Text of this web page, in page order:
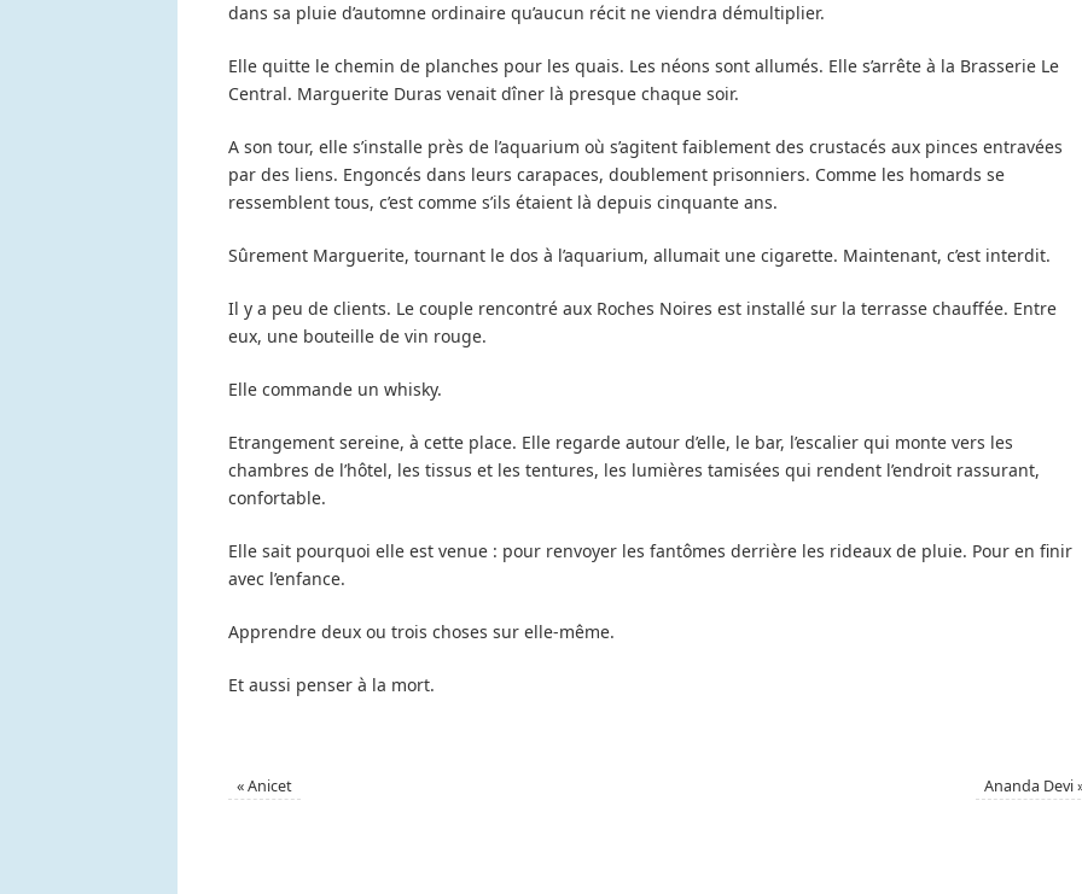
dans sa pluie d’automne ordinaire qu’aucun récit ne viendra démultiplier.
Elle quitte le chemin de planches pour les quais. Les néons sont allumés. Elle s’arrête à la Brasserie Le
Central. Marguerite Duras venait dîner là presque chaque soir.
A son tour, elle s’installe près de l’aquarium où s’agitent faiblement des crustacés aux pinces entravées
par des liens. Engoncés dans leurs carapaces, doublement prisonniers. Comme les homards se
ressemblent tous, c’est comme s’ils étaient là depuis cinquante ans.
Sûrement Marguerite, tournant le dos à l’aquarium, allumait une cigarette. Maintenant, c’est interdit.
Il y a peu de clients. Le couple rencontré aux Roches Noires est installé sur la terrasse chauffée. Entre
eux, une bouteille de vin rouge.
Elle commande un whisky.
Etrangement sereine, à cette place. Elle regarde autour d’elle, le bar, l’escalier qui monte vers les
chambres de l’hôtel, les tissus et les tentures, les lumières tamisées qui rendent l’endroit rassurant,
confortable.
Elle sait pourquoi elle est venue : pour renvoyer les fantômes derrière les rideaux de pluie. Pour en finir
avec l’enfance.
Apprendre deux ou trois choses sur elle-même.
Et aussi penser à la mort.
«Anicet Ananda Devi